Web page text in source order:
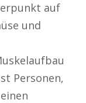
auf
und
Personen,